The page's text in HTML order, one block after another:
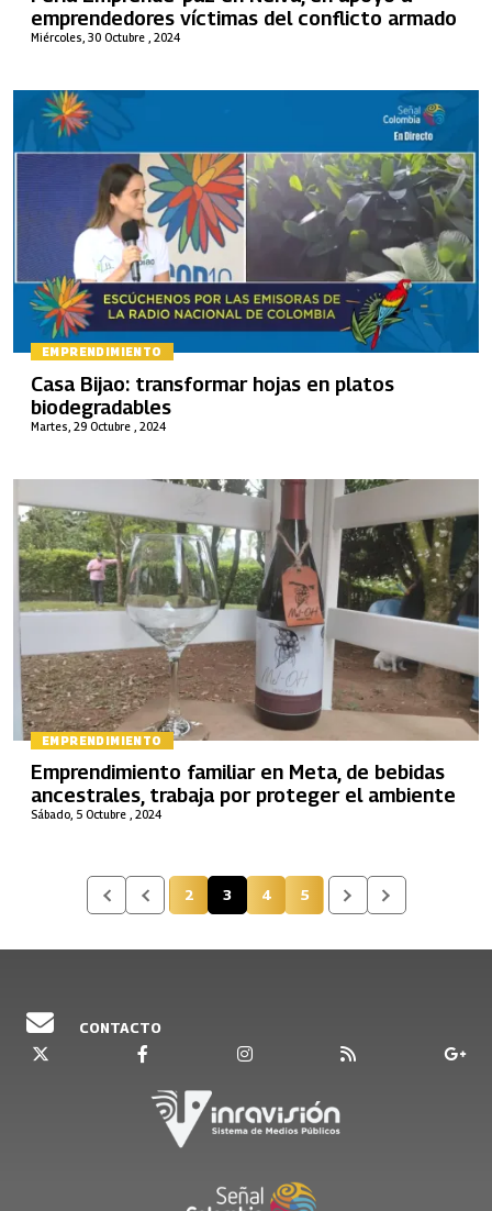
Miércoles, 30 Octubre , 2024
emprendedores víctimas del conflicto armado
EMPRENDIMIENTO
Martes, 29 Octubre , 2024
Casa Bijao: transformar hojas en platos
biodegradables
EMPRENDIMIENTO
Sábado, 5 Octubre , 2024
Emprendimiento familiar en Meta, de bebidas
ancestrales, trabaja por proteger el ambiente
Página
2 Página actual
3 Página
4 Página
5
CONTACTO